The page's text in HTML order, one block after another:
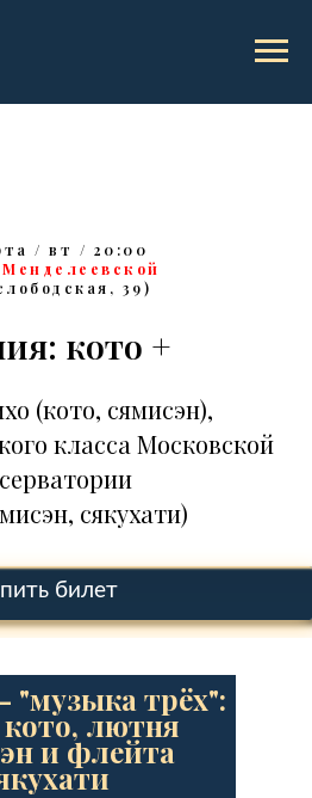
/ вт / 20:00
39)
кото +
(кото, сямисэн),
класса Московской
сякухати)
билет
"музыка трёх":
лютня
и флейта